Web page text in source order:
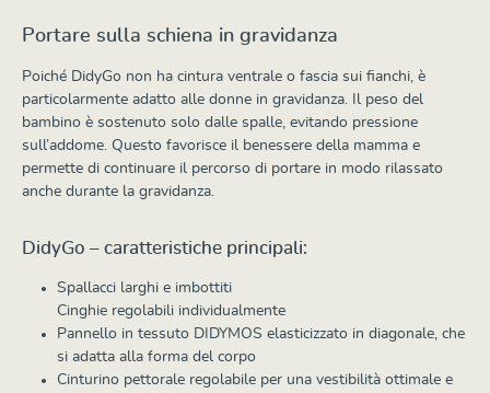
Portare sulla schiena in gravidanza
Poiché DidyGo non ha cintura ventrale o fascia sui fianchi, è
particolarmente adatto alle donne in gravidanza. Il peso del
bambino è sostenuto solo dalle spalle, evitando pressione
sull’addome. Questo favorisce il benessere della mamma e
permette di continuare il percorso di portare in modo rilassato
anche durante la gravidanza.
DidyGo – caratteristiche principali:
Spallacci larghi e imbottiti
Cinghie regolabili individualmente
Pannello in tessuto DIDYMOS elasticizzato in diagonale, che
si adatta alla forma del corpo
Cinturino pettorale regolabile per una vestibilità ottimale e